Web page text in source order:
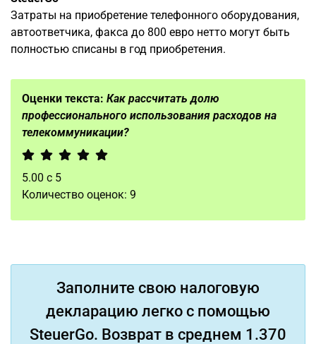
Затраты на приобретение телефонного оборудования,
автоответчика, факса до 800 евро нетто могут быть
полностью списаны в год приобретения.
Оценки текста: Как рассчитать долю
профессионального использования расходов на
телекоммуникации?
5.00 с 5
Количество оценок: 9
Заполните свою налоговую
декларацию легко с помощью
SteuerGo. Возврат в среднем 1.370